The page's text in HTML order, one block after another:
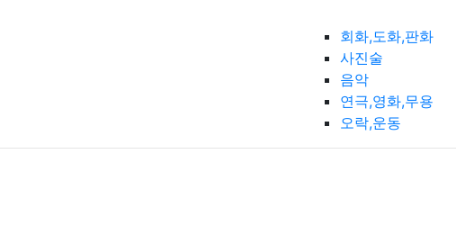
회화,도화,판화
사진술
음악
연극,영화,무용
오락,운동